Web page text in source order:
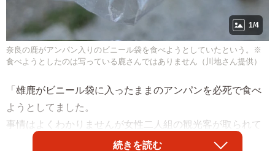
1/4
奈良の鹿がアンパン入りのビニール袋を食べようとしていたという。※
食べようとしたのは写っている鹿さんではありません（川地さん提供）
「雄鹿がビニール袋に入ったままのアンパンを必死で食べ
ようとしてました。
事情はよくわかりませんが女性二人組の観光客が取られて
しまったようでした。何とか取り返せましたが袋ごと全部
続きを読む